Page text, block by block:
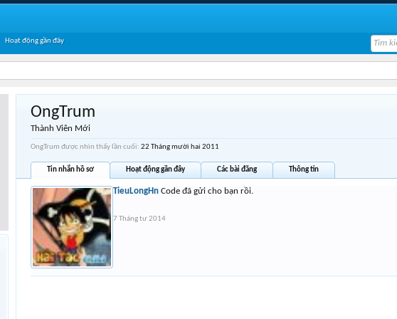
OngTrum
Thành Viên Mới
OngTrum được nhìn thấy lần cuối: 22 Tháng mười hai 2011
Tin nhắn hồ sơ Hoạt động gần đây Các bài đăng Thông tin
TieuLongHn Code đã gửi cho bạn rồi.
7 Tháng tư 2014
Hoạt động gần đây